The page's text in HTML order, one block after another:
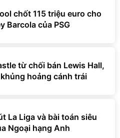
chốt 115 triệu euro cho
Barcola của PSG
từ chối bán Lewis Hall,
hoảng cánh trái
La Liga và bài toán siêu
Ngoại hạng Anh